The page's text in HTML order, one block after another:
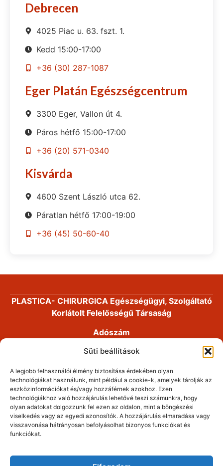
Süti beállítások
A legjobb felhasználói élmény biztosítása érdekében olyan
technológiákat használunk, mint például a cookie-k, amelyek tárolják az
eszközinformációkat és/vagy hozzáférnek azokhoz. Ezen
technológiákhoz való hozzájárulás lehetővé teszi számunkra, hogy
olyan adatokat dolgozzunk fel ezen az oldalon, mint a böngészési
viselkedés vagy az egyedi azonosítók. A hozzájárulás elmaradása vagy
visszavonása hátrányosan befolyásolhat bizonyos funkciókat és
funkciókat.
Debrecen
4025 Piac u. 63. fszt. 1.
Kedd 15:00-17:00
+36 (30) 287-1087
Eger Platán Egészségcentrum
3300 Eger, Vallon út 4.
Páros hétfő 15:00-17:00
+36 (20) 571-0340
Kisvárda
4600 Szent László utca 62.
Páratlan hétfő 17:00-19:00
+36 (45) 50-60-40
PLASTICA- CHIRURGICA Egészségügyi, Szolgáltató
Korlátolt Felelősségű Társaság
Adószám
01-09-893053
Alapítás dátuma
2008. 03. 25.
Dr. Fábián Zsolt plasztikai sebészet. Minden jog